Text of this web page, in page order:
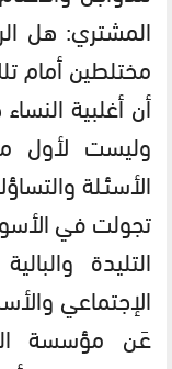
المشتري: هل
مختلطين أمام
أن أغلبية
وليست لأول
الأسئـلة
تجولت في
التليدة
الإجتماعي
عَـن مؤسسة